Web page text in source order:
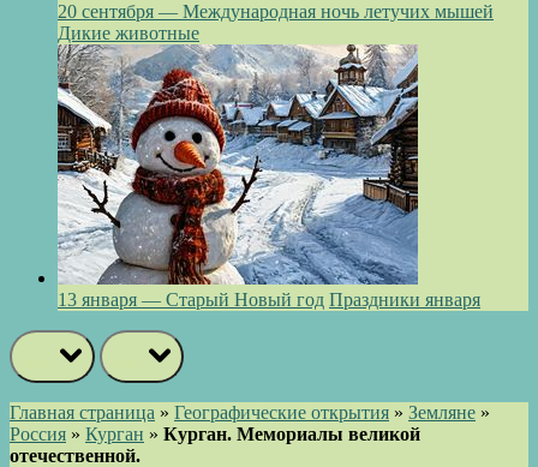
20 сентября — Международная ночь летучих мышей
Дикие животные
13 января — Старый Новый год Праздники января
Главная страница » Географические открытия » Земляне »
Россия » Курган » Курган. Мемориалы великой
отечественной.